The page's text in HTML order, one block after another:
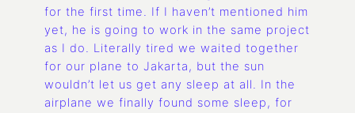
for the first time. If I haven’t mentioned him
yet, he is going to work in the same project
as I do. Literally tired we waited together
for our plane to Jakarta, but the sun
wouldn’t let us get any sleep at all. In the
airplane we finally found some sleep, for